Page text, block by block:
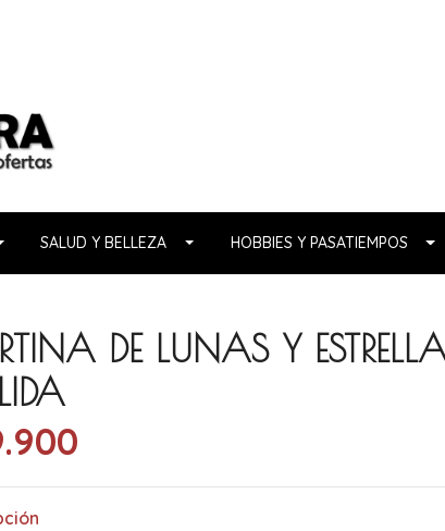
SALUD Y BELLEZA HOBBIES Y PASATIEMPOS
DE LUNAS Y